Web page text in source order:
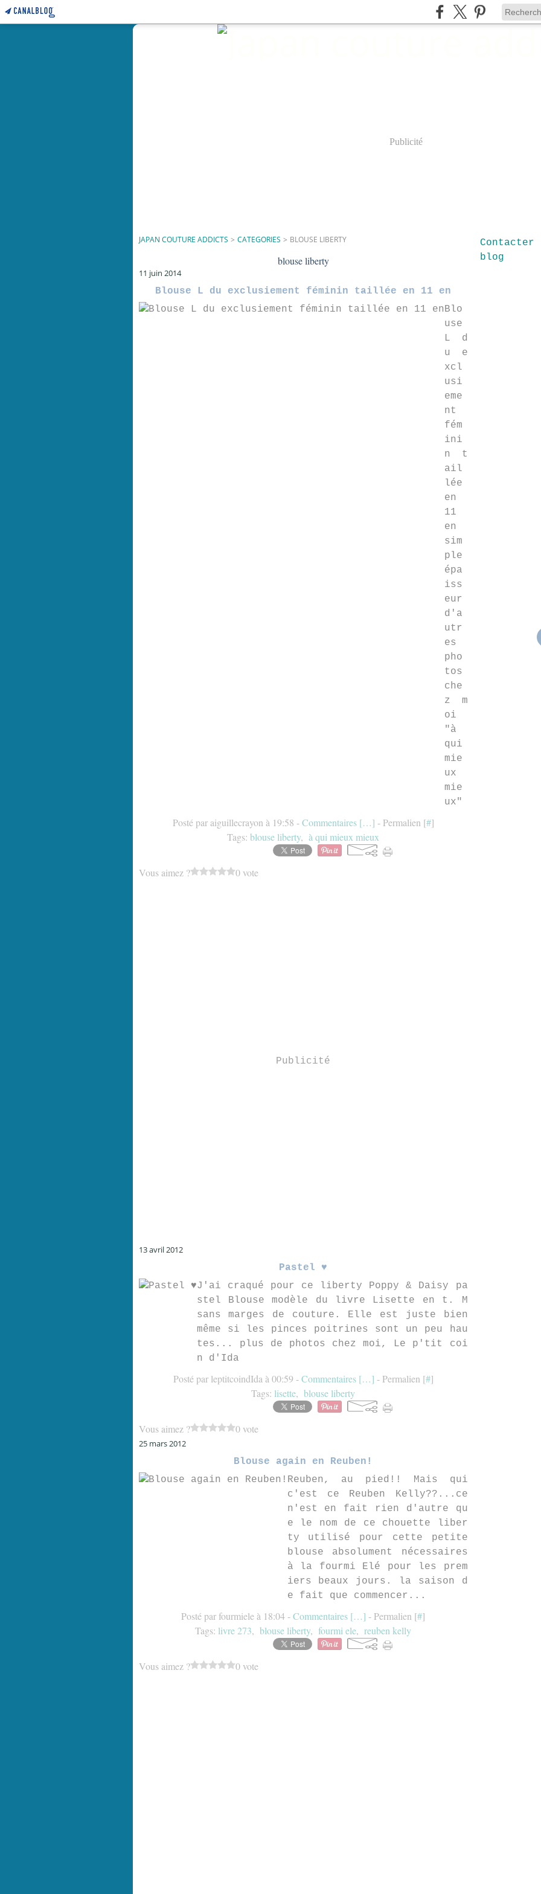
Publicité
JAPAN COUTURE ADDICTS > CATEGORIES > BLOUSE LIBERTY
blouse liberty
11 juin 2014
Blouse L du exclusiement féminin taillée en 11 en
Blo
use
L d
u e
xcl
usi
eme
nt
fém
ini
n t
ail
lée
en
11
en
sim
ple
épa
iss
eur
d'a
utr
es
pho
tos
che
z m
oi
"à
qui
mie
ux
mie
ux"
Posté par aiguillecrayon à 19:58 -Commentaires […] - Permalien [#]
Tags: blouse liberty, à qui mieux mieux
Vous aimez ? 0 vote
Publicité
13 avril 2012
Pastel ♥
J'ai craqué pour ce liberty Poppy & Daisy pa
stel Blouse modèle du livre Lisette en t. M
sans marges de couture. Elle est juste bien
même si les pinces poitrines sont un peu hau
tes... plus de photos chez moi, Le p'tit coi
n d'Ida
Posté par leptitcoindIda à 00:59 -Commentaires […] - Permalien [#]
Tags: lisette, blouse liberty
Vous aimez ? 0 vote
25 mars 2012
Blouse again en Reuben!
Reuben, au pied!! Mais qui
c'est ce Reuben Kelly??...ce
n'est en fait rien d'autre qu
e le nom de ce chouette liber
ty utilisé pour cette petite
blouse absolument nécessaires
à la fourmi Elé pour les prem
iers beaux jours. la saison d
e fait que commencer...
Posté par fourmiele à 18:04 -Commentaires […] - Permalien [#]
Tags: livre 273, blouse liberty, fourmi ele, reuben kelly
Vous aimez ? 0 vote
blog